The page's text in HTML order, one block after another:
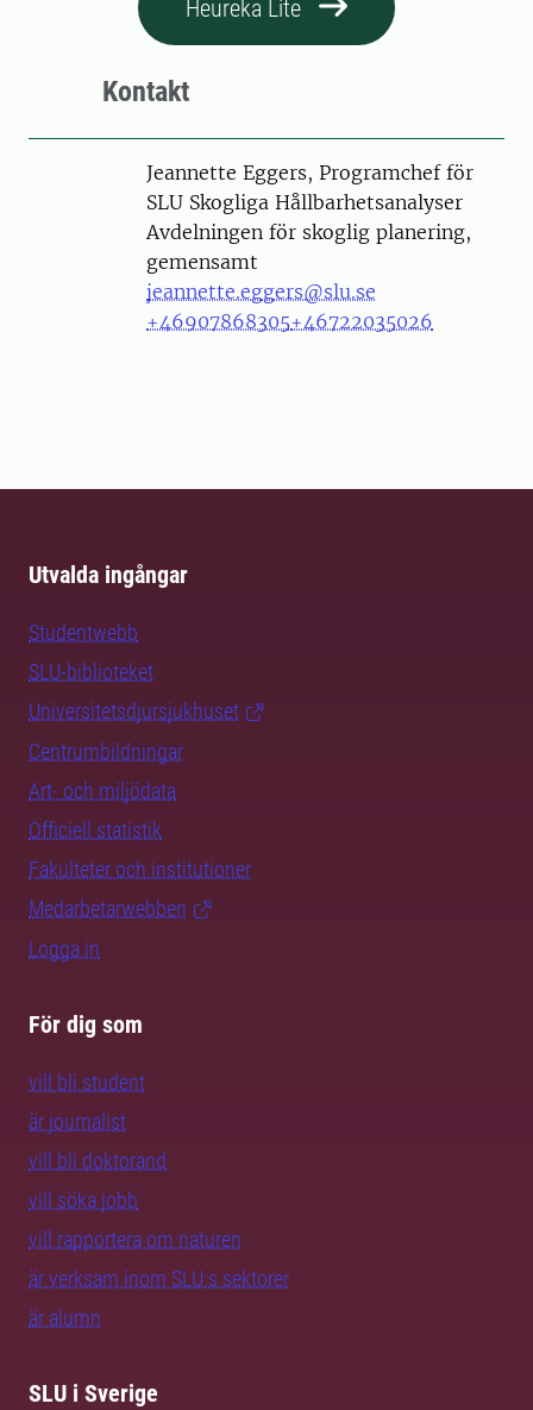
Heureka Lite
Kontakt
PersonJeannette Eggers, Programchef för
SLU Skogliga Hållbarhetsanalyser
Avdelningen för skoglig planering,
gemensamt
jeannette.eggers@slu.se
+46907868305+46722035026
Utvalda ingångar
Studentwebb
SLU-biblioteket
Universitetsdjursjukhuset
Centrumbildningar
Art- och miljödata
Officiell statistik
Fakulteter och institutioner
Medarbetarwebben
Logga in
För dig som
vill bli student
är journalist
vill bli doktorand
vill söka jobb
vill rapportera om naturen
är verksam inom SLU:s sektorer
är alumn
SLU i Sverige